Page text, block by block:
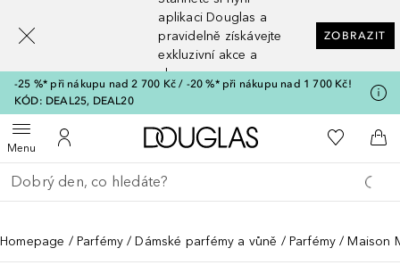
aplikaci Douglas a
pravidelně získávejte
exkluzivní akce a
slevy
ZOBRAZIT
-25 %* při nákupu nad 2 700 Kč / -20 %* při nákupu nad 1 700 Kč!
KÓD: DEAL25, DEAL20
MenuOtevřít menuK mému účtu
Domů K mému
Do
Vraťte se
Proveďte vyhledávání
Homepage Parfémy Dámské parfémy a vůně Parfémy Maison
[navigation.slideout.screenreader]